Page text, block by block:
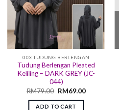
003 TUDUNG BERLENGAN
Tudung Berlengan Pleated
Keliling – DARK GREY (JC-
044)
RM79.00 RM69.00
ADD TO CART